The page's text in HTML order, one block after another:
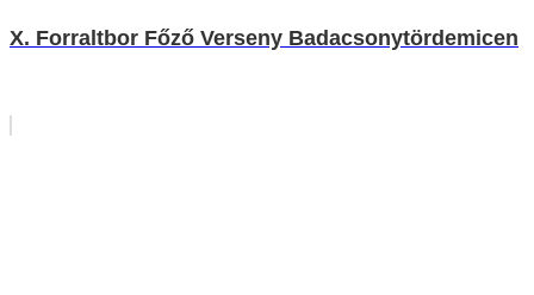
X. Forraltbor Főző Verseny Badacsonytördemicen